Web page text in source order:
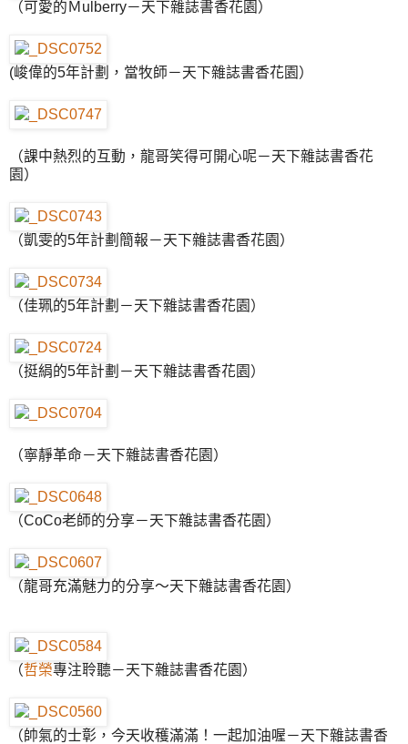
（可愛的Ｍulberry－天下雜誌書香花園）
(峻偉的5年計劃，當牧師－天下雜誌書香花園）
（課中熱烈的互動，龍哥笑得可開心呢－天下雜誌書香花
園）
（凱雯的5年計劃簡報－天下雜誌書香花園）
（佳珮的5年計劃－天下雜誌書香花園）
（挺絹的5年計劃－天下雜誌書香花園）
（寧靜革命－天下雜誌書香花園）
（CoCo老師的分享－天下雜誌書香花園）
（龍哥充滿魅力的分享～天下雜誌書香花園）
（哲榮專注聆聽－天下雜誌書香花園）
（帥氣的士彰，今天收穫滿滿！一起加油喔－天下雜誌書香